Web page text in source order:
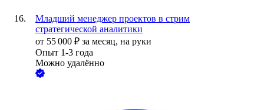
Младший менеджер проектов в стрим
стратегической аналитики
от 55 000 ₽ за месяц, на руки
Опыт 1-3 года
Можно удалённо